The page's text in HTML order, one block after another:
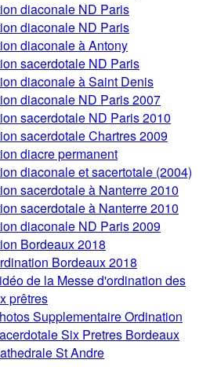
diaconale ND Paris
diaconale ND Paris
diaconale à Antony
sacerdotale ND Paris
diaconale à Saint Denis
diaconale ND Paris 2007
sacerdotale ND Paris 2010
sacerdotale Chartres 2009
diacre permanent
diaconale et sacertotale (2004)
sacerdotale à Nanterre 2010
sacerdotale à Nanterre 2010
diaconale ND Paris 2009
Bordeaux 2018
Bordeaux 2018
de la Messe d'ordination des
prêtres
Supplementaire Ordination
Six Pretres Bordeaux
St Andre